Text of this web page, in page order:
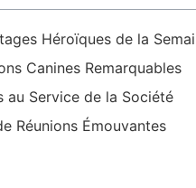
Héroïques de la
Canines Remarquables
au Service de la Société
Réunions Émouvantes